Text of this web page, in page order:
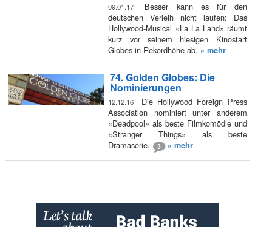
09.01.17
Besser kann es für den
deutschen Verleih nicht laufen: Das
Hollywood-Musical «La La Land» räumt
kurz vor seinem hiesigen Kinostart
Globes in Rekordhöhe ab. » mehr
74. Golden Globes: Die
Nominierungen
12.12.16
Die Hollywood Foreign Press
Association nominiert unter anderem
«Deadpool» als beste Filmkomödie und
«Stranger Things» als beste
Dramaserie.
3 » mehr